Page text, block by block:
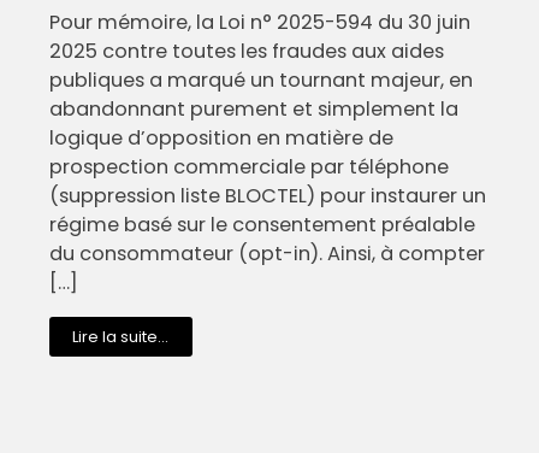
Pour mémoire, la Loi n° 2025-594 du 30 juin
2025 contre toutes les fraudes aux aides
publiques a marqué un tournant majeur, en
abandonnant purement et simplement la
logique d’opposition en matière de
prospection commerciale par téléphone
(suppression liste BLOCTEL) pour instaurer un
régime basé sur le consentement préalable
du consommateur (opt-in). Ainsi, à compter
[…]
Lire la suite...